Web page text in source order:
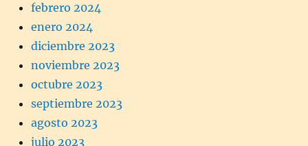
febrero 2024
enero 2024
diciembre 2023
noviembre 2023
octubre 2023
septiembre 2023
agosto 2023
julio 2023